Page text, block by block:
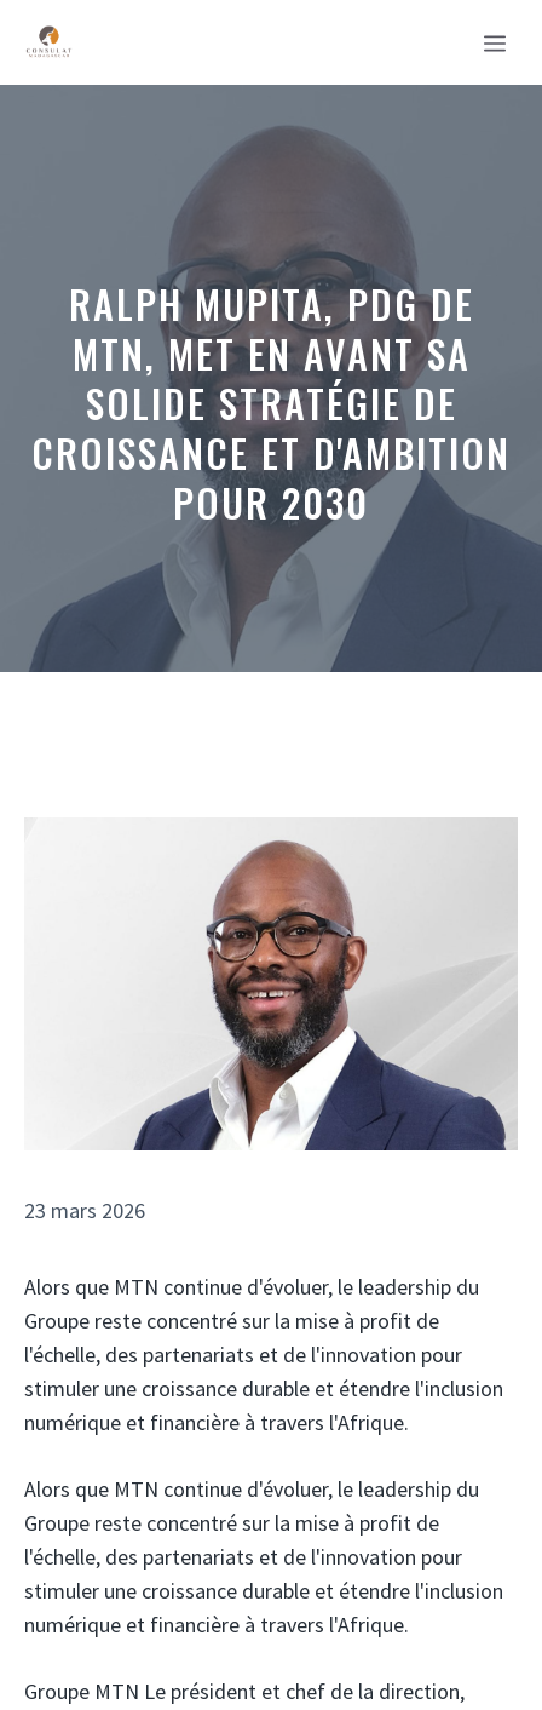
contenu
RALPH MUPITA, PDG DE
MTN, MET EN AVANT SA
SOLIDE STRATÉGIE DE
CROISSANCE ET D'AMBITION
POUR 2030
23 mars 2026
Alors que MTN continue d'évoluer, le leadership du
Groupe reste concentré sur la mise à profit de
l'échelle, des partenariats et de l'innovation pour
stimuler une croissance durable et étendre l'inclusion
numérique et financière à travers l'Afrique.
Alors que MTN continue d'évoluer, le leadership du
Groupe reste concentré sur la mise à profit de
l'échelle, des partenariats et de l'innovation pour
stimuler une croissance durable et étendre l'inclusion
numérique et financière à travers l'Afrique.
Groupe MTN Le président et chef de la direction,